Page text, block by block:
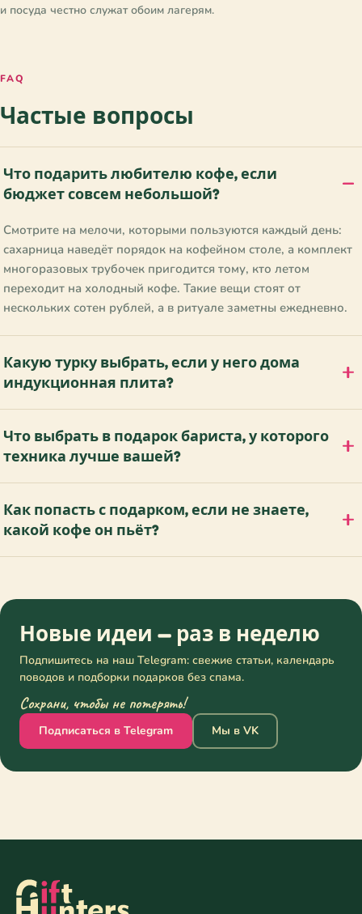
и посуда честно служат обоим лагерям.
FAQ
Частые вопросы
Что подарить любителю кофе, если
бюджет совсем небольшой?
Смотрите на мелочи, которыми пользуются каждый день:
сахарница наведёт порядок на кофейном столе, а комплект
многоразовых трубочек пригодится тому, кто летом
переходит на холодный кофе. Такие вещи стоят от
нескольких сотен рублей, а в ритуале заметны ежедневно.
Какую турку выбрать, если у него дома
индукционная плита?
Что выбрать в подарок бариста, у которого
техника лучше вашей?
Как попасть с подарком, если не знаете,
какой кофе он пьёт?
Новые идеи — раз в неделю
Подпишитесь на наш Telegram: свежие статьи, календарь
поводов и подборки подарков без спама.
Сохрани, чтобы не потерять!
Подписаться в Telegram Мы в VK